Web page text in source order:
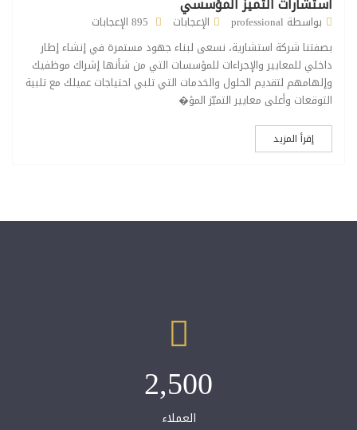
بواسطة professional الإعجابات
بصفتنا شركة استشارية، نسعى لبناء جهود مستمرة في إنشاء إطار
داخلي للمعايير والإجراءات للمؤسسات التي من شأنها إشراك موظفيك
وإلهامهم لتقديم الحلول والخدمات التي تلبي احتياجات عميلك مع تلبية
التوقعات وأعلى معايير التميّز المؤ�
إقرأ المزيد
2,500
العملاء